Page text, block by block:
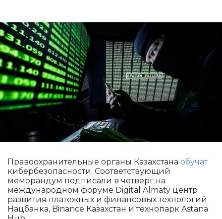
Правоохранительные органы Казахстана обучат
кибербезопасности. Соответствующий
меморандум подписали в четверг на
международном форуме Digital Almaty центр
развития платежных и финансовых технологий
Нацбанка, Binance Казахстан и технопарк Astana